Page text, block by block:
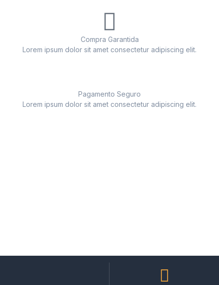
Compra Garantida
Lorem ipsum dolor sit amet consectetur adipiscing elit.
Pagamento Seguro
Lorem ipsum dolor sit amet consectetur adipiscing elit.